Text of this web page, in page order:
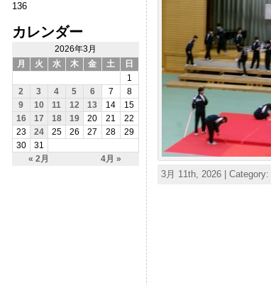
136
カレンダー
2026年3月
月
火 水 木 金 土 日
« 2月 4月 »
1
2
3 4 5 6 7
8
9
10 11 12 13 14
15
16
17 18 19 20 21
22
23
24 25 26 27 28
29
30
31
3月 11th, 2026 | Category: